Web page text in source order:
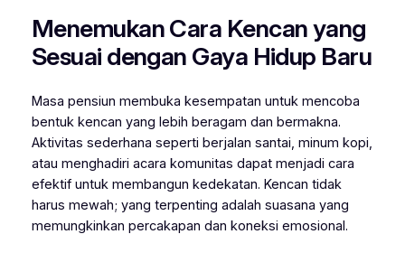
Menemukan Cara Kencan yang
Sesuai dengan Gaya Hidup Baru
Masa pensiun membuka kesempatan untuk mencoba
bentuk kencan yang lebih beragam dan bermakna.
Aktivitas sederhana seperti berjalan santai, minum kopi,
atau menghadiri acara komunitas dapat menjadi cara
efektif untuk membangun kedekatan. Kencan tidak
harus mewah; yang terpenting adalah suasana yang
memungkinkan percakapan dan koneksi emosional.